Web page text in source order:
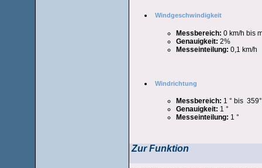
Windgeschwindigkeit
Messbereich: 0 km/h bis
Genauigkeit: 2%
Messeinteilung: 0,1 km/h
Windrichtung
Messbereich: 1 ° bis 359°
Genauigkeit: 1 °
Messeinteilung: 1 °
Zur Funktion